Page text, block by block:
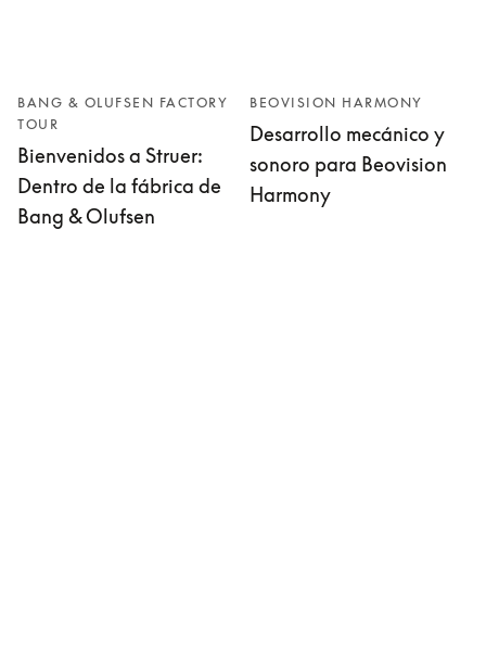
BANG & OLUFSEN FACTORY
TOUR
Bienvenidos a Struer:
Dentro de la fábrica de
Bang & Olufsen
BEOVISION HARMONY
Desarrollo mecánico y
sonoro para Beovision
Harmony